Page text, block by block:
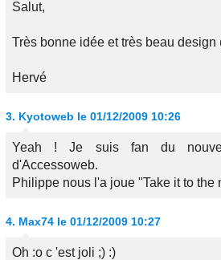
Salut,
Très bonne idée et très beau design
Hervé
3. Kyotoweb le 01/12/2009 10:26
Yeah ! Je suis fan du
d'Accessoweb.
Philippe nous l'a joue "Take it to the
4. Max74 le 01/12/2009 10:27
Oh :o c 'est joli ;) :)